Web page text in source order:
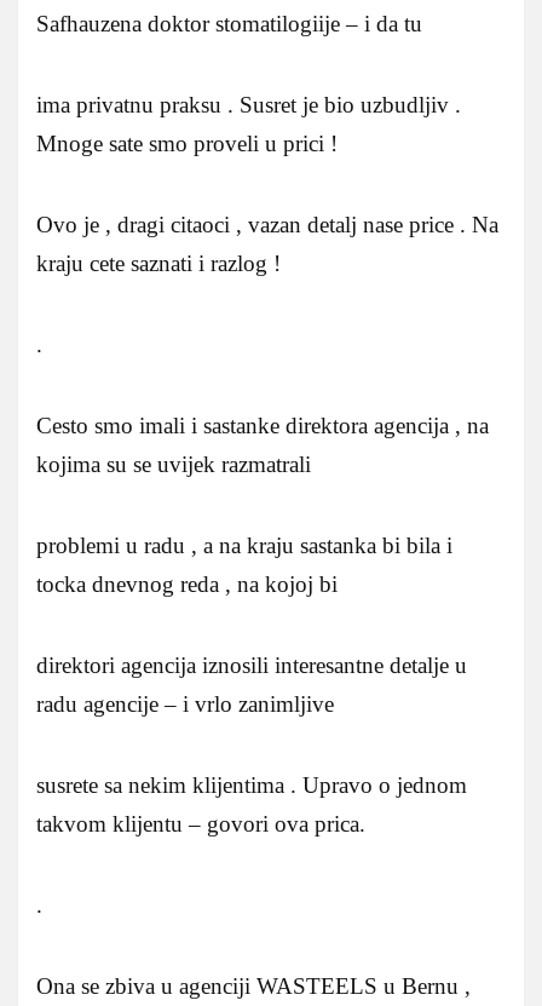
Safhauzena doktor stomatilogiije – i da tu
ima privatnu praksu . Susret je bio uzbudljiv .
Mnoge sate smo proveli u prici !
Ovo je , dragi citaoci , vazan detalj nase price . Na
kraju cete saznati i razlog !
.
Cesto smo imali i sastanke direktora agencija , na
kojima su se uvijek razmatrali
problemi u radu , a na kraju sastanka bi bila i
tocka dnevnog reda , na kojoj bi
direktori agencija iznosili interesantne detalje u
radu agencije – i vrlo zanimljive
susrete sa nekim klijentima . Upravo o jednom
takvom klijentu – govori ova prica.
.
Ona se zbiva u agenciji WASTEELS u Bernu ,